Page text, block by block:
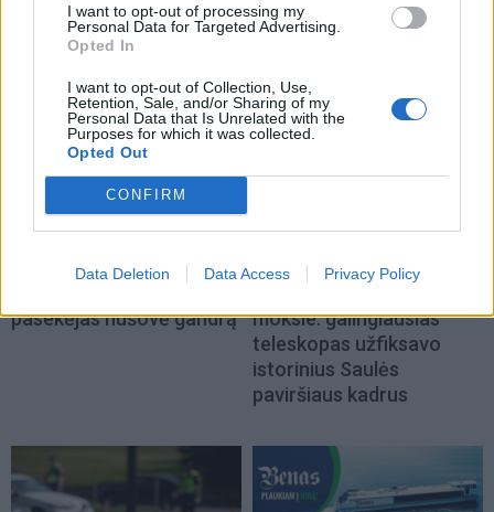
I want to opt-out of processing my
Personal Data for Targeted Advertising.
Opted In
I want to opt-out of Collection, Use,
Retention, Sale, and/or Sharing of my
Personal Data that Is Unrelated with the
Purposes for which it was collected.
Opted Out
CONFIRM
Data Deletion Data Access Privacy Policy
NAUJI
pasekėjas nušovė gandrą
Technologijos
moksle: galingiausias
teleskopas užfiksavo
istorinius Saulės
paviršiaus kadrus